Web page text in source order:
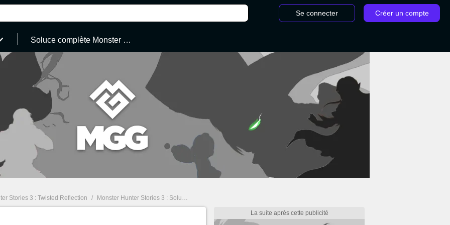
Se connecter Créer un compte
Soluce complète Monster Hunter Stories 3
Stories 3 : Twisted Reflection / Monster Hunter Stories 3 : Soluce, Walkthrough, guides